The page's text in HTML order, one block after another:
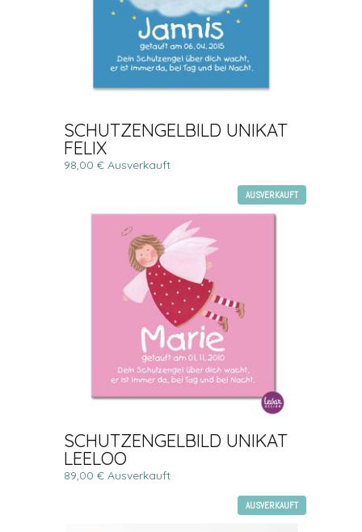
SCHUTZENGELBILD UNIKAT
FELIX
98,00 € Ausverkauft
AUSVERKAUFT
SCHUTZENGELBILD UNIKAT
LEELOO
89,00 € Ausverkauft
AUSVERKAUFT